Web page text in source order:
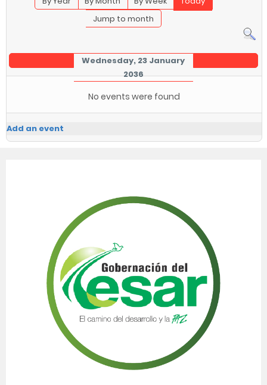
Jump to month
Wednesday, 23 January
2036
No events were found
Add an event